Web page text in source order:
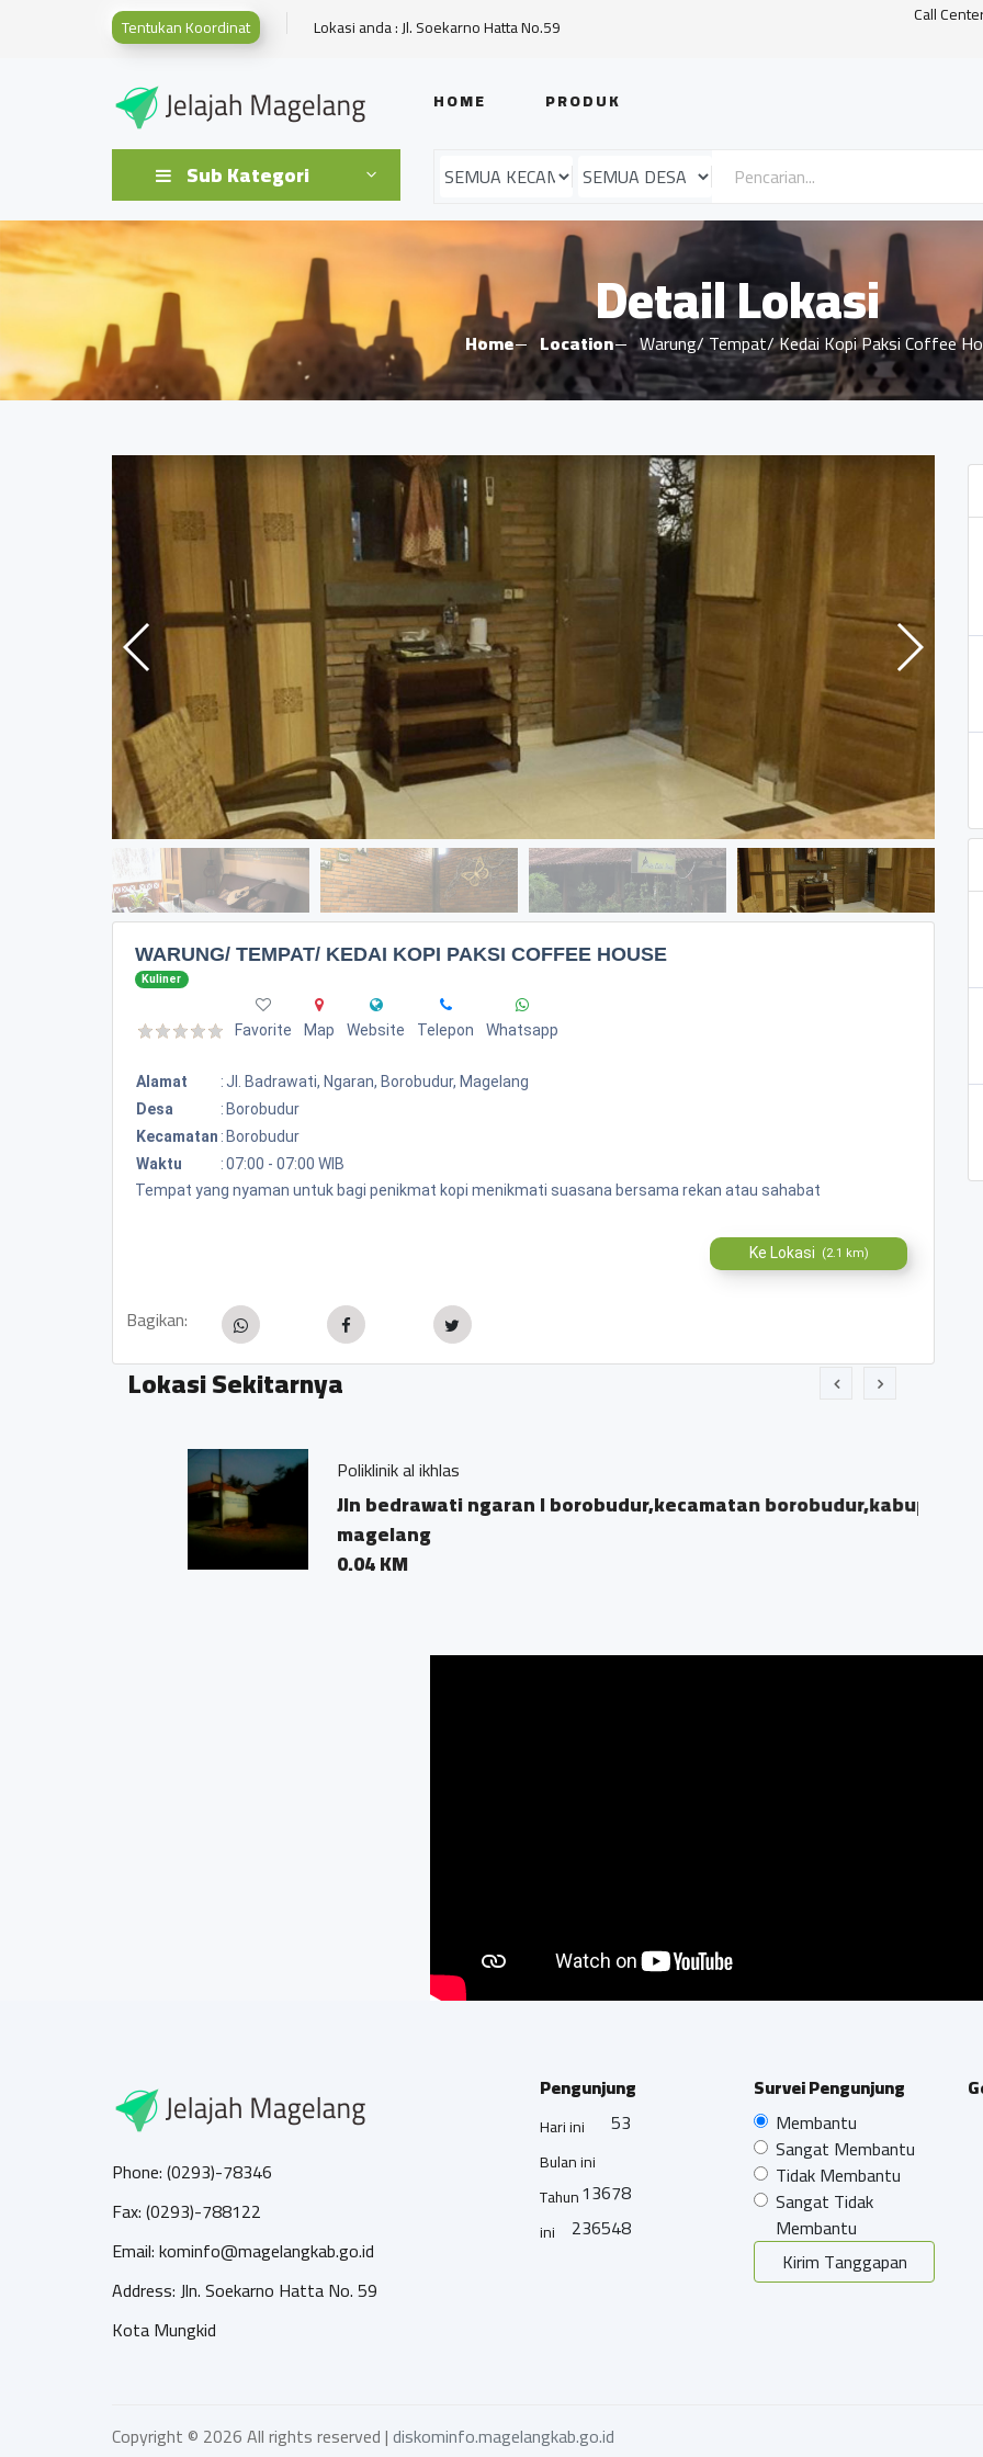
Tentukan Koordinat Lokasi anda : Jl. Soekarno Hatta No.59 Call
HOME PRODUK
Sub Kategori
Detail Lokasi
Home Location Warung/ Tempat/ Kedai Kopi Paksi Coffee
WARUNG/ TEMPAT/ KEDAI KOPI PAKSI COFFEE HOUSE
Kuliner
Favorite Map Website Telepon Whatsapp
Alamat : Jl. Badrawati, Ngaran, Borobudur, Magelang
Desa
: Borobudur
Kecamatan : Borobudur
Waktu
:07:00 - 07:00 WIB
Tempat yang nyaman untuk bagi penikmat kopi menikmati suasana bersama rekan atau sahabat
Ke Lokasi (2.1 km)
Bagikan:
Lokasi Sekitarnya
Poliklinik al ikhlas
Jln bedrawati ngaran I borobudur,kecamatan borobudur,kabupaten
magelang
0.04 KM
Phone: (0293)-78346
Fax: (0293)-788122
Email: kominfo@magelangkab.go.id
Address: Jln. Soekarno Hatta No. 59
Kota Mungkid
Pengunjung
Hari ini 53
Bulan ini
13678
Tahun
ini
236548
Survei Pengunjung
Membantu
Sangat Membantu
Tidak Membantu
Sangat Tidak
Membantu
Kirim Tanggapan
Copyright © 2026 All rights reserved |diskominfo.magelangkab.go.id